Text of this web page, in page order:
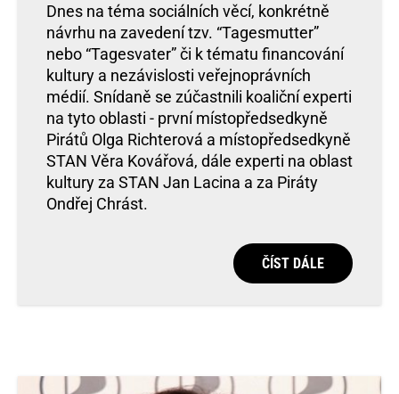
Dnes na téma sociálních věcí, konkrétně
návrhu na zavedení tzv. “Tagesmutter”
nebo “Tagesvater” či k tématu financování
kultury a nezávislosti veřejnoprávních
médií. Snídaně se zúčastnili koaliční experti
na tyto oblasti - první místopředsedkyně
Pirátů Olga Richterová a místopředsedkyně
STAN Věra Kovářová, dále experti na oblast
kultury za STAN Jan Lacina a za Piráty
Ondřej Chrást.
ČÍST DÁLE